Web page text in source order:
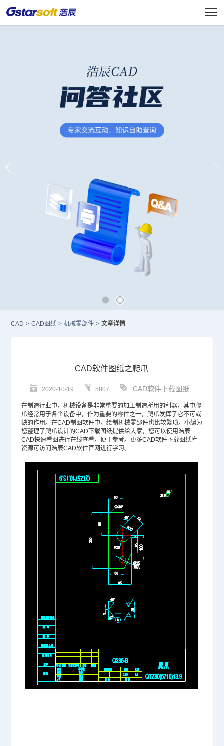
CAD > CAD图纸 > 机械零部件 > 文章详情
CAD软件图纸之爬爪
2020-10-19 5807 CAD软件下载图纸
在制造行业中，机械设备是非常重要的加工制造所用的利器，其中爬
爪经常用于各个设备中，作为重要的零件之一，爬爪发挥了它不可或
缺的作用。在CAD制图软件中，绘制机械零部件也比较繁琐。小编为
您整理了爬爪设计的CAD 下载图纸提供给大家，您可以使用浩辰
CAD快速看图进行在线查看，便于参考。更多CAD软件下载图纸库
资源可访问浩辰CAD软件官网进行学习。